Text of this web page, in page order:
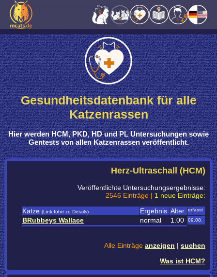
Gesundheitsdatenbank für alle
Katzenrassen
Hier werdenHCM, PKD, HD und PL Untersuchungen sowie
Gentestsvonallen Katzenrassenveröffentlicht.
Herz-Ultraschall (HCM)
Veröffentlichte Untersuchungsergebnisse:
2546 Einträge | 1 neue Einträge:
Katze (Link führt zu Details) Ergebnis Alter erfasst
BRubbeys Wallace normal 1.00 09.08.
Alle Einträge anzeigen | suchen
Was ist HCM?